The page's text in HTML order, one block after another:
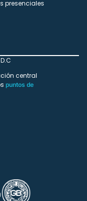
presenciales
central
puntos de